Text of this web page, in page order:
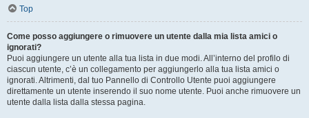
Top
Come posso aggiungere o rimuovere un utente dalla mia lista amici o
ignorati?
Puoi aggiungere un utente alla tua lista in due modi. All’interno del profilo di
ciascun utente, c’è un collegamento per aggiungerlo alla tua lista amici o
ignorati. Altrimenti, dal tuo Pannello di Controllo Utente puoi aggiungere
direttamente un utente inserendo il suo nome utente. Puoi anche rimuovere un
utente dalla lista dalla stessa pagina.